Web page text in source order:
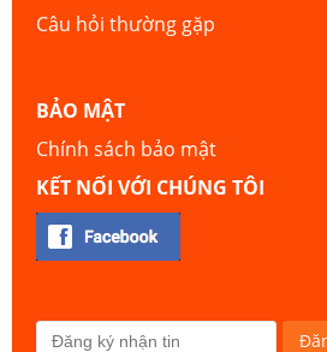
Câu hỏi thường gặp
BẢO MẬT
Chính sách bảo mật
KẾT NỐI VỚI CHÚNG TÔI